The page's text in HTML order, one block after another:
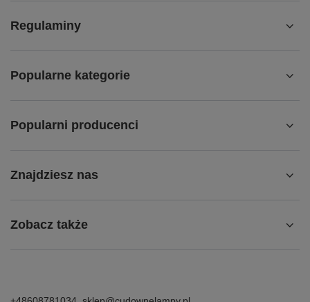
Regulaminy
Popularne kategorie
Popularni producenci
Znajdziesz nas
Zobacz także